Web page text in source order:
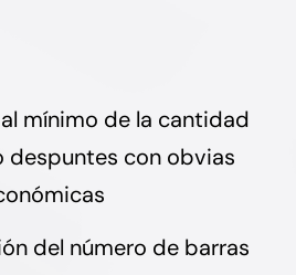
mínimo de la cantidad
despuntes con obvias
del número de barras